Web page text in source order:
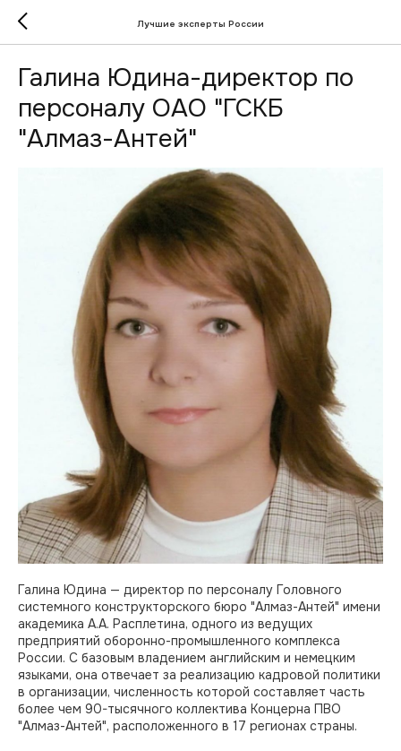
Лучшие эксперты России
Галина Юдина-директор по
персоналу ОАО "ГСКБ
"Алмаз-Антей"
Галина Юдина — директор по персоналу Головного
системного конструкторского бюро "Алмаз-Антей" имени
академика А.А. Расплетина, одного из ведущих
предприятий оборонно-промышленного комплекса
России. С базовым владением английским и немецким
языками, она отвечает за реализацию кадровой политики
в организации, численность которой составляет часть
более чем 90-тысячного коллектива Концерна ПВО
"Алмаз-Антей", расположенного в 17 регионах страны.